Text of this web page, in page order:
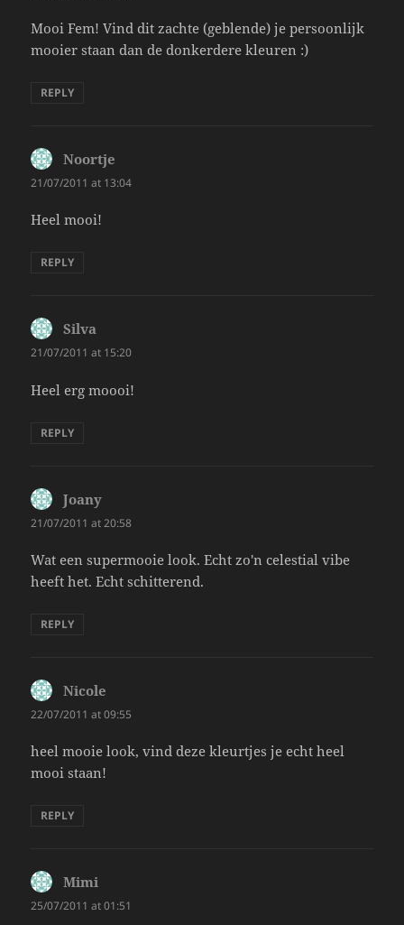
Mooi Fem! Vind dit zachte (geblende) je persoonlijk
mooier staan dan de donkerdere kleuren :)
REPLY
Noortje
21/07/2011 at 13:04
Heel mooi!
REPLY
Silva
21/07/2011 at 15:20
Heel erg moooi!
REPLY
Joany
21/07/2011 at 20:58
Wat een supermooie look. Echt zo'n celestial vibe
heeft het. Echt schitterend.
REPLY
Nicole
22/07/2011 at 09:55
heel mooie look, vind deze kleurtjes je echt heel
mooi staan!
REPLY
Mimi
25/07/2011 at 01:51